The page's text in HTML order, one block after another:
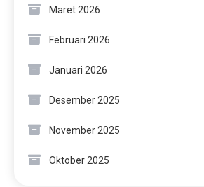
Maret 2026
Februari 2026
Januari 2026
Desember 2025
November 2025
Oktober 2025